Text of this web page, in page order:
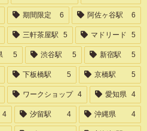
期間限定 6 阿佐ヶ谷駅 6
三軒茶屋駅 5 マドリード 5
5 渋谷駅 5 新宿駅 5
下板橋駅 5 京橋駅 5
ワークショップ 4 愛知県 4
4 汐留駅 4 沖縄県 4